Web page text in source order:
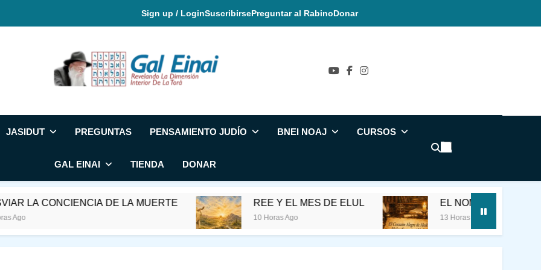
Sign up / LoginSuscribirsePreguntar al RabinoDonar
Gal Einai En Español
JASIDUT PREGUNTAS PENSAMIENTO JUDÍO BNEI NOAJ CURSOS
GAL EINAI TIENDA DONAR
CONCIENCIA DE LA MUERTE REE Y EL MES DE ELUL
10 Horas Ago
EL NOMBRE SAGRADO
13 Horas Ago